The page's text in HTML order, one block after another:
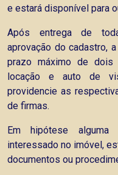
e estará disponível para
Após entrega de
aprovação do cadastro,
prazo máximo de dois
locação e auto de
providencie as
de firmas.
Em hipótese
interessado no imóvel,
documentos ou